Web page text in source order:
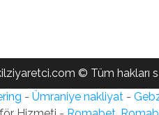
© Tüm hakları
- Ümraniye nakliyat -